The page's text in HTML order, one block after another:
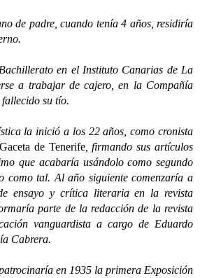
padre, cuando tenía 4 años, residiría
en el Instituto Canarias de La
a trabajar de cajero, en la Compañía
su tío.
la inició a los 22 años, como cronista
Gaceta de Tenerife, firmando sus artículos
que acabaría usándolo como segundo
como tal. Al año siguiente comenzaría a
ensayo y crítica literaria en la revista
parte de la redacción de la revista
vanguardista a cargo de Eduardo
Cabrera.
en 1935 la primera Exposición